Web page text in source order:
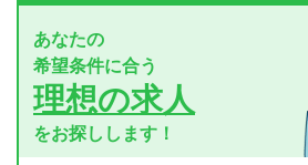
あなたの
希望条件に合う
理想の求人
をお探しします！